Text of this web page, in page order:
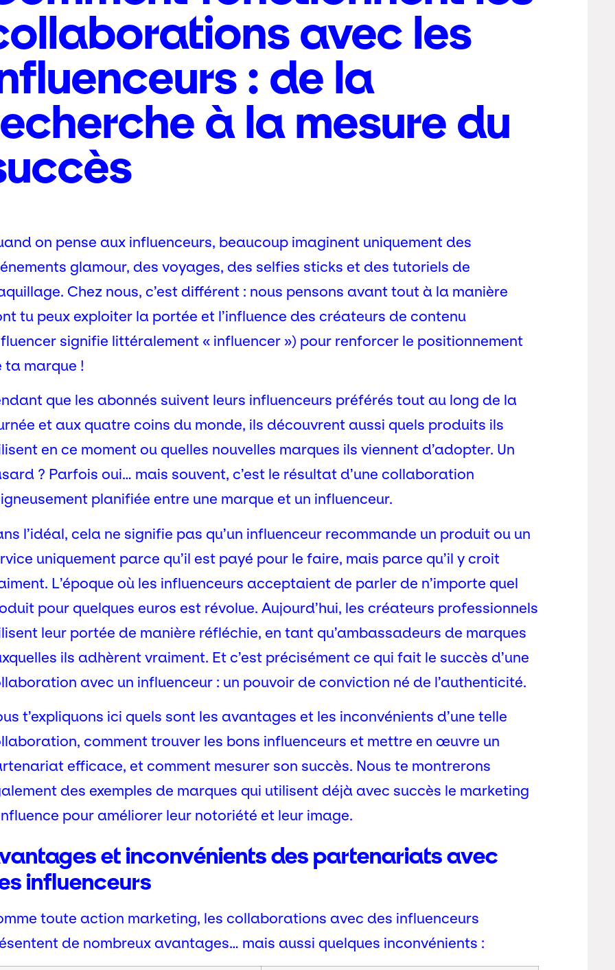
avec les
: de la
à la mesure du
on pense aux influenceurs, beaucoup imaginent uniquement des
glamour, des voyages, des selfies sticks et des tutoriels de
Chez nous, c’est différent : nous pensons avant tout à la manière
tu peux exploiter la portée et l’influence des créateurs de contenu
signifie littéralement « influencer ») pour renforcer le positionnement
ta marque !
que les abonnés suivent leurs influenceurs préférés tout au long de la
et aux quatre coins du monde, ils découvrent aussi quels produits ils
en ce moment ou quelles nouvelles marques ils viennent d’adopter. Un
? Parfois oui… mais souvent, c’est le résultat d’une collaboration
planifiée entre une marque et un influenceur.
l’idéal, cela ne signifie pas qu’un influenceur recommande un produit ou un
uniquement parce qu’il est payé pour le faire, mais parce qu’il y croit
L’époque où les influenceurs acceptaient de parler de n’importe quel
pour quelques euros est révolue. Aujourd’hui, les créateurs professionnels
leur portée de manière réfléchie, en tant qu’ambassadeurs de marques
ils adhèrent vraiment. Et c’est précisément ce qui fait le succès d’une
avec un influenceur : un pouvoir de conviction né de l’authenticité.
t’expliquons ici quels sont les avantages et les inconvénients d’une telle
comment trouver les bons influenceurs et mettre en œuvre un
efficace, et comment mesurer son succès. Nous te montrerons
des exemples de marques qui utilisent déjà avec succès le marketing
pour améliorer leur notoriété et leur image.
et inconvénients des partenariats avec
influenceurs
toute action marketing, les collaborations avec des influenceurs
de nombreux avantages… mais aussi quelques inconvénients :